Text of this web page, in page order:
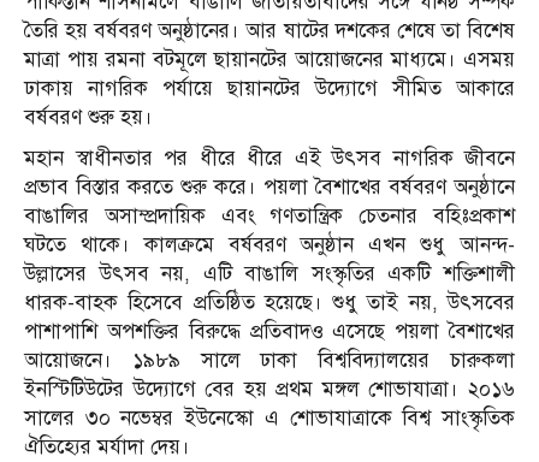
তৈরি হয় বর্ষবরণ অনুষ্ঠানের। আর ষাটের দশকের শেষে তা বিশেষ
মাত্রা পায় রমনা বটমূলে ছায়ানটের আয়োজনের মাধ্যমে। এসময়
ঢাকায় নাগরিক পর্যায়ে ছায়ানটের উদ্যোগে সীমিত আকারে
বর্ষবরণ শুরু হয়।
মহান স্বাধীনতার পর ধীরে ধীরে এই উৎসব নাগরিক জীবনে
প্রভাব বিস্তার করতে শুরু করে। পয়লা বৈশাখের বর্ষবরণ অনুষ্ঠানে
বাঙালির অসাম্প্রদায়িক এবং গণতান্ত্রিক চেতনার বহিঃপ্রকাশ
ঘটতে থাকে। কালক্রমে বর্ষবরণ অনুষ্ঠান এখন শুধু আনন্দ-
উল্লাসের উৎসব নয়, এটি বাঙালি সংস্কৃতির একটি শক্তিশালী
ধারক-বাহক হিসেবে প্রতিষ্ঠিত হয়েছে। শুধু তাই নয়, উৎসবের
পাশাপাশি অপশক্তির বিরুদ্ধে প্রতিবাদও এসেছে পয়লা বৈশাখের
আয়োজনে। ১৯৮৯ সালে ঢাকা বিশ্ববিদ্যালয়ের চারুকলা
ইনস্টিটিউটের উদ্যোগে বের হয় প্রথম মঙ্গল শোভাযাত্রা। ২০১৬
সালের ৩০ নভেম্বর ইউনেস্কো এ শোভাযাত্রাকে বিশ্ব সাংস্কৃতিক
ঐতিহ্যের মর্যাদা দেয়।